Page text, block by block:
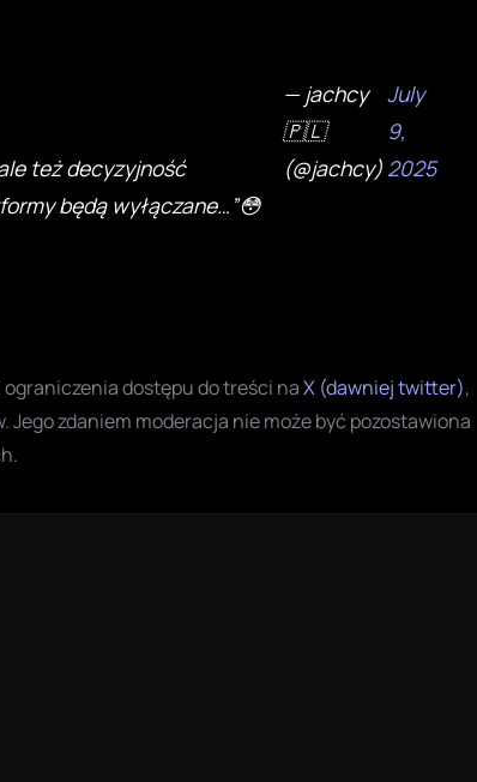
też decyzyjność
będą wyłączane…”😳
— jachcy
🇵🇱
(@jachcy)
July
9,
2025
dostępu do treści naX (dawniej twitter),
zdaniem moderacja nie może być pozostawiona